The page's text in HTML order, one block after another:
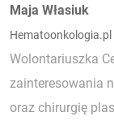
Autorzy:
Maja Własiuk
Hematoonkologia.pl
Wolontariuszka
zainteresowania
oraz chirurgię